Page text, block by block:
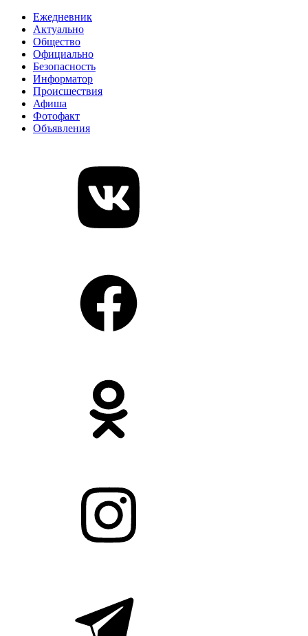
Ежедневник
Актуально
Общество
Официально
Безопасность
Информатор
Происшествия
Афиша
Фотофакт
Объявления